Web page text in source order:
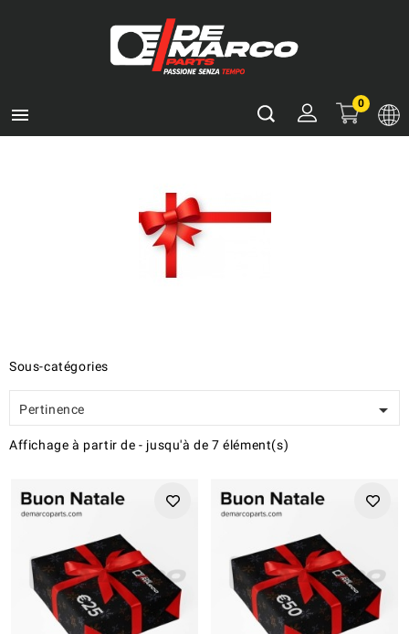

0
Sous-catégories
Pertinence 
Affichage à partir de- jusqu'àde7élément(s)